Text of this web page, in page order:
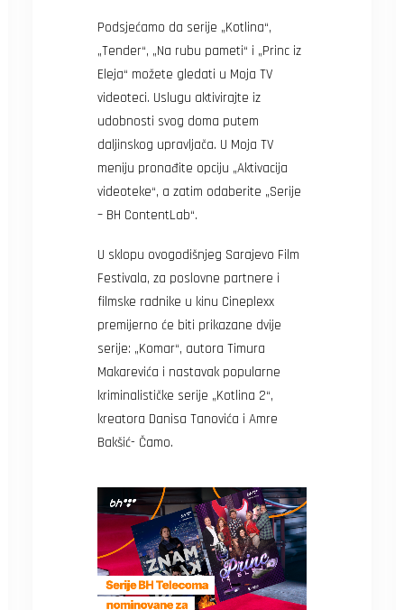
Podsjećamo da serije „Kotlina“,
„Tender“, „Na rubu pameti“ i „Princ iz
Eleja“ možete gledati u Moja TV
videoteci. Uslugu aktivirajte iz
udobnosti svog doma putem
daljinskog upravljača. U Moja TV
meniju pronađite opciju „Aktivacija
videoteke“, a zatim odaberite „Serije
– BH ContentLab“.
U sklopu ovogodišnjeg Sarajevo Film
Festivala, za poslovne partnere i
filmske radnike u kinu Cineplexx
premijerno će biti prikazane dvije
serije: „Komar“, autora Timura
Makarevića i nastavak popularne
kriminalističke serije „Kotlina 2“,
kreatora Danisa Tanovića i Amre
Bakšić- Čamo.